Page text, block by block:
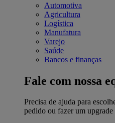
Automotiva
Agricultura
Logística
Manufatura
Varejo
Saúde
Bancos e finanças
Fale com nossa
Precisa de ajuda para
pedido ou fazer um upgrade